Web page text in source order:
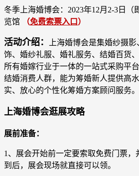
冬季上海婚博会：2023年12月2-3日（
览馆
（免费索票入口 ）
活动介绍：
上海婚博会是集婚纱摄
饰、婚纱礼服、婚礼服务、结婚百货
所有婚嫁行业于一体的一站式采购平
结婚消费人群，能为筹婚新人提供高
实、放心的个性化筹婚方案顾问服务。
上海婚博会逛展攻略
展前准备：
1、展会开始前一定要索取免费门票，
到后，展会现场就直接可以领。